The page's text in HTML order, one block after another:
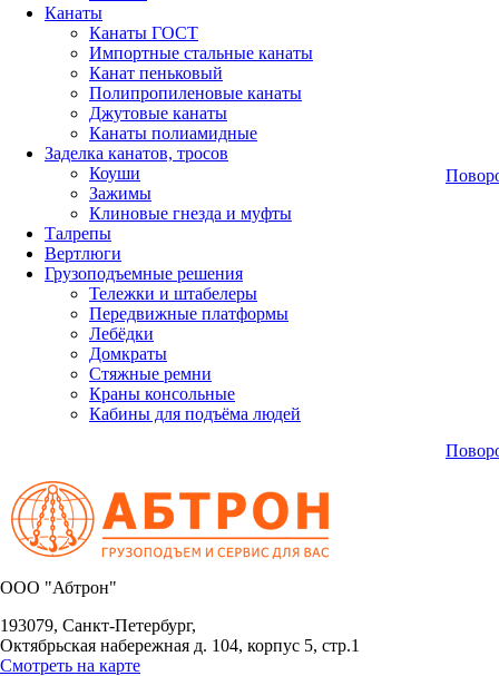
Канаты
Канаты ГОСТ
Импортные стальные канаты
Канат пеньковый
Полипропиленовые канаты
Джутовые канаты
Канаты полиамидные
Заделка канатов, тросов
Коуши
Зажимы
Клиновые гнезда и муфты
Талрепы
Вертлюги
Грузоподъемные решения
Тележки и штабелеры
Передвижные платформы
Лебёдки
Домкраты
Стяжные ремни
Краны консольные
Кабины для подъёма людей
OOO "Абтрон"
193079, Санкт-Петербург,
Октябрьская набережная д. 104, корпус 5, стр.1
Смотреть на карте